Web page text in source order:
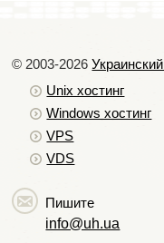
Как
(CHMOD)
Как
Установка
© 2003-2026
Unix хостинг
Windows хостинг
VPS
VDS
Пишите
info@uh.ua